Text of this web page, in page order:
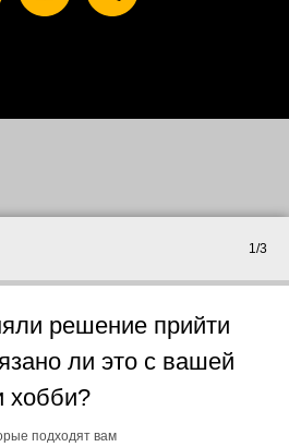
1/3
решение прийти
ли это с вашей
хобби?
подходят вам